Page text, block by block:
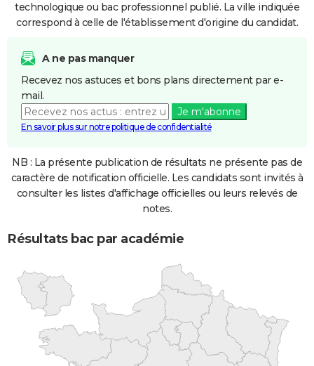
technologique ou bac professionnel publié. La ville indiquée
correspond à celle de l'établissement d'origine du candidat.
A ne pas manquer
Recevez nos astuces et bons plans directement par e-
mail.
Je m'abonne
En savoir plus sur notre politique de confidentialité
NB : La présente publication de résultats ne présente pas de
caractère de notification officielle. Les candidats sont invités à
consulter les listes d'affichage officielles ou leurs relevés de
notes.
Résultats bac par académie